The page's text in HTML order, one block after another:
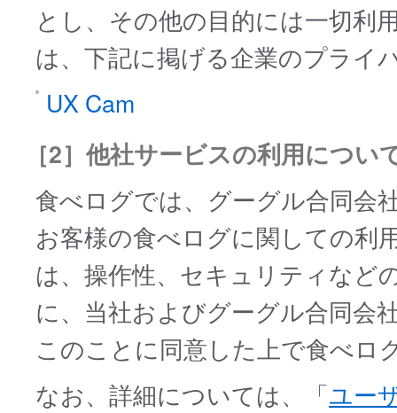
とし、その他の目的には一切利
は、下記に掲げる企業のプライ
UX Cam
［2］他社サービスの利用につい
食べログでは、グーグル合同会
お客様の食べログに関しての利
は、操作性、セキュリティなど
に、当社およびグーグル合同会
このことに同意した上で食べロ
なお、詳細については、「ユー